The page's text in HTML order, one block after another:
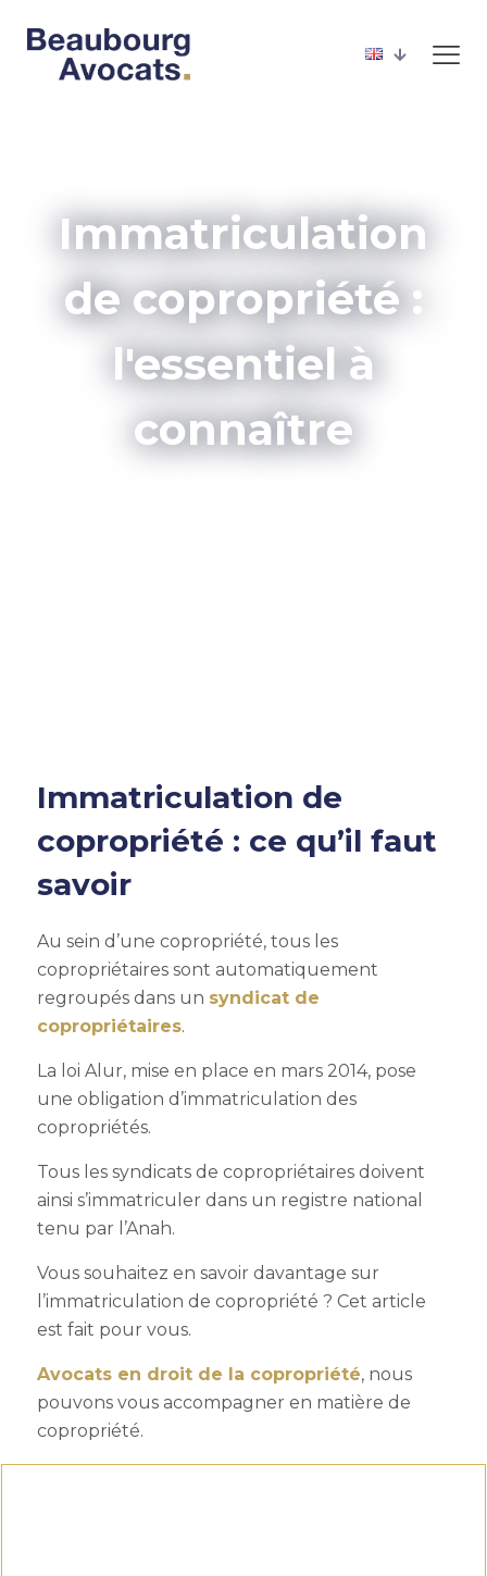
Immatriculation
de copropriété :
l'essentiel à
connaître
Immatriculation de
copropriété : ce qu’il faut
savoir
Au sein d’une copropriété, tous les
copropriétaires sont automatiquement
regroupés dans un syndicat de
copropriétaires.
La loi Alur, mise en place en mars 2014, pose
une obligation d’immatriculation des
copropriétés.
Tous les syndicats de copropriétaires doivent
ainsi s’immatriculer dans un registre national
tenu par l’Anah.
Vous souhaitez en savoir davantage sur
l’immatriculation de copropriété ? Cet article
est fait pour vous.
Avocats en droit de la copropriété, nous
pouvons vous accompagner en matière de
copropriété.